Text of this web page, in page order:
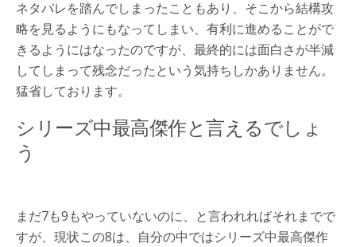
ネタバレを踏んでしまったこともあり、そこから結構攻
略を見るようにもなってしまい、有利に進めることがで
きるようにはなったのですが、最終的には面白さが半減
してしまって残念だったという気持ちしかありません。
猛省しております。
シリーズ中最高傑作と言えるでしょ
う
まだ7も9もやっていないのに、と言われればそれまでで
すが、現状この8は、自分の中ではシリーズ中最高傑作